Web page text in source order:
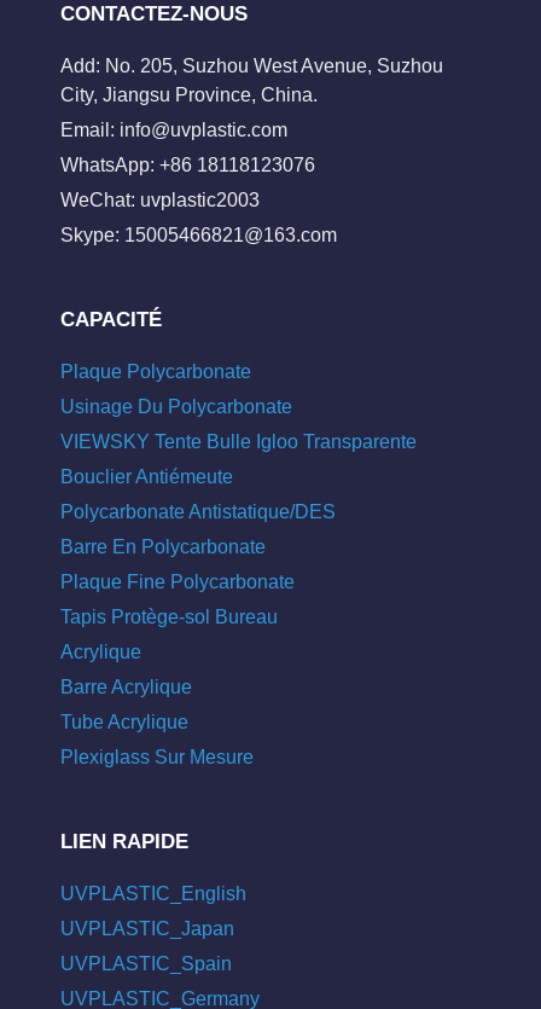
CONTACTEZ-NOUS
Add: No. 205, Suzhou West Avenue, Suzhou
City, Jiangsu Province, China.
Email: info@uvplastic.com
WhatsApp: +86 18118123076
WeChat: uvplastic2003
Skype: 15005466821@163.com
CAPACITÉ
Plaque Polycarbonate
Usinage Du Polycarbonate
VIEWSKY Tente Bulle Igloo Transparente
Bouclier Antiémeute
Polycarbonate Antistatique/DES
Barre En Polycarbonate
Plaque Fine Polycarbonate
Tapis Protège-sol Bureau
Acrylique
Barre Acrylique
Tube Acrylique
Plexiglass Sur Mesure
LIEN RAPIDE
UVPLASTIC_English
UVPLASTIC_Japan
UVPLASTIC_Spain
UVPLASTIC_Germany